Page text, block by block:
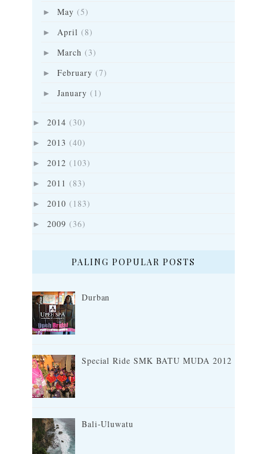
► May (5)
► April (8)
► March (3)
► February (7)
► January (1)
► 2014 (30)
► 2013 (40)
► 2012 (103)
► 2011 (83)
► 2010 (183)
► 2009 (36)
PALING POPULAR POSTS
Durban
Special Ride SMK BATU MUDA 2012
Bali-Uluwatu